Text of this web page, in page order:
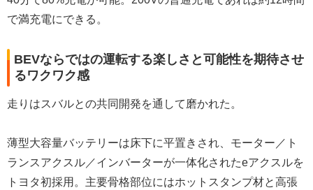
で満充電にできる。
BEVならではの運転する楽しさと可能性を期待させ
るワクワク感
走りはスバルとの共同開発を通して磨かれた。
薄型大容量バッテリーは床下に平置きされ、モーター／ト
ランスアクスル／インバーターが一体化されたeアクスルを
トヨタ初採用。主要骨格部位にはホットスタンプ材と高張